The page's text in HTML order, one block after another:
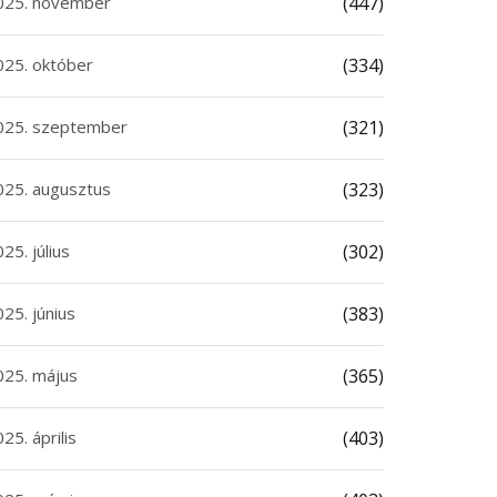
október (334)
szeptember (321)
augusztus (323)
július (302)
június (383)
május (365)
április (403)